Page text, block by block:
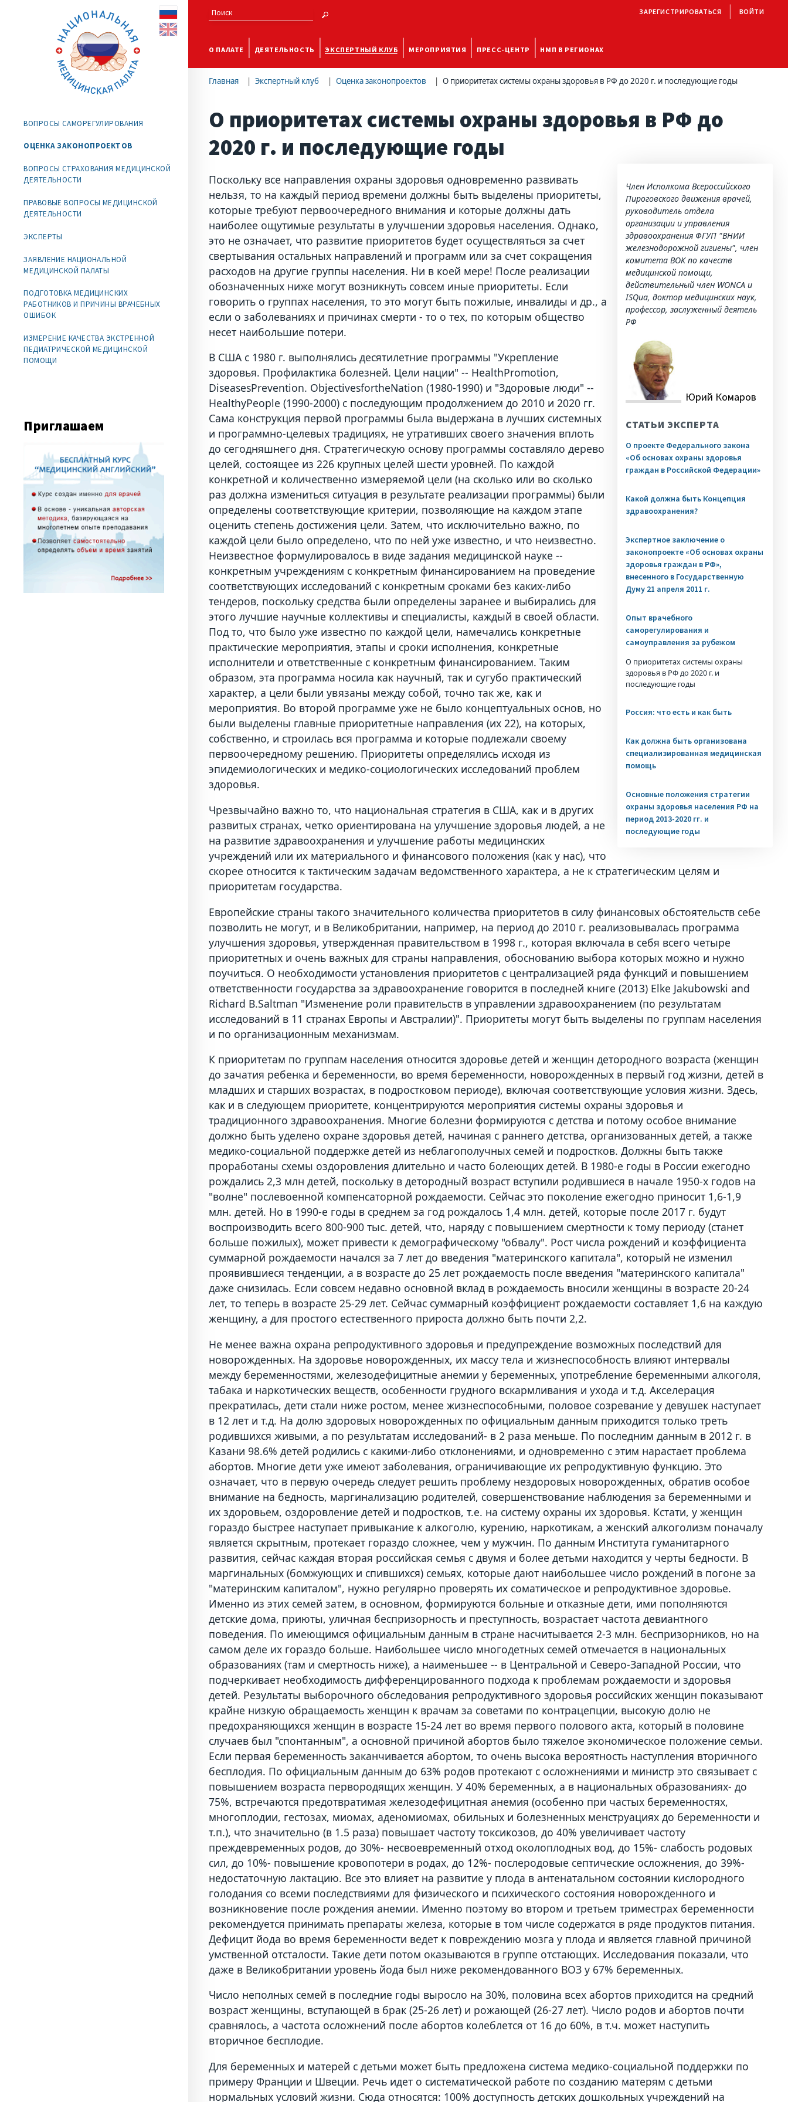
ЗАРЕГИСТРИРОВАТЬСЯ ВОЙТИ
О ПАЛАТЕ ДЕЯТЕЛЬНОСТЬ ЭКСПЕРТНЫЙ КЛУБ МЕРОПРИЯТИЯ ПРЕСС-ЦЕНТР НМП В РЕГИОНАХ
Главная Экспертный клуб Оценка законопроектов О приоритетах системы охраны здоровья в РФ до 2020 г. и последующие годы
О приоритетах системы охраны здоровья в РФ до
2020 г. и последующие годы
Член Исполкома Всероссийского
Пироговского движения врачей,
руководитель отдела
организации и управления
здравоохранения ФГУП "ВНИИ
железнодорожной гигиены", член
комитета ВОК по качеств
медицинской помощи,
действительный член WONCA и
ISQua, доктор медицинских наук,
профессор, заслуженный деятель
РФ
Юрий Комаров
СТАТЬИ ЭКСПЕРТА
О проекте Федерального закона
«Об основах охраны здоровья
граждан в Российской Федерации»
Какой должна быть Концепция
здравоохранения?
Экспертное заключение о
законопроекте «Об основах охраны
здоровья граждан в РФ»,
внесенного в Государственную
Думу 21 апреля 2011 г.
Опыт врачебного
саморегулирования и
самоуправления за рубежом
О приоритетах системы охраны
здоровья в РФ до 2020 г. и
последующие годы
Россия: что есть и как быть
Как должна быть организована
специализированная медицинская
помощь
Основные положения стратегии
охраны здоровья населения РФ на
период 2013-2020 гг. и
последующие годы
Поскольку все направления охраны здоровья одновременно развивать
нельзя, то на каждый период времени должны быть выделены приоритеты,
которые требуют первоочередного внимания и которые должны дать
наиболее ощутимые результаты в улучшении здоровья населения. Однако,
это не означает, что развитие приоритетов будет осуществляться за счет
свертывания остальных направлений и программ или за счет сокращения
расходов на другие группы населения. Ни в коей мере! После реализации
обозначенных ниже могут возникнуть совсем иные приоритеты. Если
говорить о группах населения, то это могут быть пожилые, инвалиды и др., а
если о заболеваниях и причинах смерти - то о тех, по которым общество
несет наибольшие потери.
В США с 1980 г. выполнялись десятилетние программы "Укрепление
здоровья. Профилактика болезней. Цели нации" -- HealthPromotion,
DiseasesPrevention. ObjectivesfortheNation (1980-1990) и "Здоровые люди" --
HealthyPeople (1990-2000) с последующим продолжением до 2010 и 2020 гг.
Сама конструкция первой программы была выдержана в лучших системных
и программно-целевых традициях, не утративших своего значения вплоть
до сегодняшнего дня. Стратегическую основу программы составляло дерево
целей, состоящее из 226 крупных целей шести уровней. По каждой
конкретной и количественно измеряемой цели (на сколько или во сколько
раз должна измениться ситуация в результате реализации программы) были
определены соответствующие критерии, позволяющие на каждом этапе
оценить степень достижения цели. Затем, что исключительно важно, по
каждой цели было определено, что по ней уже известно, и что неизвестно.
Неизвестное формулировалось в виде задания медицинской науке --
конкретным учреждениям с конкретным финансированием на проведение
соответствующих исследований с конкретным сроками без каких-либо
тендеров, поскольку средства были определены заранее и выбирались для
этого лучшие научные коллективы и специалисты, каждый в своей области.
Под то, что было уже известно по каждой цели, намечались конкретные
практические мероприятия, этапы и сроки исполнения, конкретные
исполнители и ответственные с конкретным финансированием. Таким
образом, эта программа носила как научный, так и сугубо практический
характер, а цели были увязаны между собой, точно так же, как и
мероприятия. Во второй программе уже не было концептуальных основ, но
были выделены главные приоритетные направления (их 22), на которых,
собственно, и строилась вся программа и которые подлежали своему
первоочередному решению. Приоритеты определялись исходя из
эпидемиологических и медико-социологических исследований проблем
здоровья.
Чрезвычайно важно то, что национальная стратегия в США, как и в других
развитых странах, четко ориентирована на улучшение здоровья людей, а не
на развитие здравоохранения и улучшение работы медицинских
учреждений или их материального и финансового положения (как у нас), что
скорее относится к тактическим задачам ведомственного характера, а не к стратегическим целям и
приоритетам государства.
Европейские страны такого значительного количества приоритетов в силу финансовых обстоятельств себе
позволить не могут, и в Великобритании, например, на период до 2010 г. реализовывалась программа
улучшения здоровья, утвержденная правительством в 1998 г., которая включала в себя всего четыре
приоритетных и очень важных для страны направления, обоснованию выбора которых можно и нужно
поучиться. О необходимости установления приоритетов с централизацией ряда функций и повышением
ответственности государства за здравоохранение говорится в последней книге (2013) Elke Jakubowski and
Richard B.Saltman "Изменение роли правительств в управлении здравоохранением (по результатам
исследований в 11 странах Европы и Австралии)". Приоритеты могут быть выделены по группам населения
и по организационным механизмам.
К приоритетам по группам населения относится здоровье детей и женщин детородного возраста (женщин
до зачатия ребенка и беременности, во время беременности, новорожденных в первый год жизни, детей в
младших и старших возрастах, в подростковом периоде), включая соответствующие условия жизни. Здесь,
как и в следующем приоритете, концентрируются мероприятия системы охраны здоровья и
традиционного здравоохранения. Многие болезни формируются с детства и потому особое внимание
должно быть уделено охране здоровья детей, начиная с раннего детства, организованных детей, а также
медико-социальной поддержке детей из неблагополучных семей и подростков. Должны быть также
проработаны схемы оздоровления длительно и часто болеющих детей. В 1980-е годы в России ежегодно
рождались 2,3 млн детей, поскольку в детородный возраст вступили родившиеся в начале 1950-х годов на
"волне" послевоенной компенсаторной рождаемости. Сейчас это поколение ежегодно приносит 1,6-1,9
млн. детей. Но в 1990-е годы в среднем за год рождалось 1,4 млн. детей, которые после 2017 г. будут
воспроизводить всего 800-900 тыс. детей, что, наряду с повышением смертности к тому периоду (станет
больше пожилых), может привести к демографическому "обвалу". Рост числа рождений и коэффициента
суммарной рождаемости начался за 7 лет до введения "материнского капитала", который не изменил
проявившиеся тенденции, а в возрасте до 25 лет рождаемость после введения "материнского капитала"
даже снизилась. Если совсем недавно основной вклад в рождаемость вносили женщины в возрасте 20-24
лет, то теперь в возрасте 25-29 лет. Сейчас суммарный коэффициент рождаемости составляет 1,6 на каждую
женщину, а для простого естественного прироста должно быть почти 2,2.
Не менее важна охрана репродуктивного здоровья и предупреждение возможных последствий для
новорожденных. На здоровье новорожденных, их массу тела и жизнеспособность влияют интервалы
между беременностями, железодефицитные анемии у беременных, употребление беременными алкоголя,
табака и наркотических веществ, особенности грудного вскармливания и ухода и т.д. Акселерация
прекратилась, дети стали ниже ростом, менее жизнеспособными, половое созревание у девушек наступает
в 12 лет и т.д. На долю здоровых новорожденных по официальным данным приходится только треть
родившихся живыми, а по результатам исследований- в 2 раза меньше. По последним данным в 2012 г. в
Казани 98.6% детей родились с какими-либо отклонениями, и одновременно с этим нарастает проблема
абортов. Многие дети уже имеют заболевания, ограничивающие их репродуктивную функцию. Это
означает, что в первую очередь следует решить проблему нездоровых новорожденных, обратив особое
внимание на бедность, маргинализацию родителей, совершенствование наблюдения за беременными и
их здоровьем, оздоровление детей и подростков, т.е. на систему охраны их здоровья. Кстати, у женщин
гораздо быстрее наступает привыкание к алкоголю, курению, наркотикам, а женский алкоголизм поначалу
является скрытным, протекает гораздо сложнее, чем у мужчин. По данным Института гуманитарного
развития, сейчас каждая вторая российская семья с двумя и более детьми находится у черты бедности. В
маргинальных (бомжующих и спившихся) семьях, которые дают наибольшее число рождений в погоне за
"материнским капиталом", нужно регулярно проверять их соматическое и репродуктивное здоровье.
Именно из этих семей затем, в основном, формируются больные и отказные дети, ими пополняются
детские дома, приюты, уличная беспризорность и преступность, возрастает частота девиантного
поведения. По имеющимся официальным данным в стране насчитывается 2-3 млн. беспризорников, но на
самом деле их гораздо больше. Наибольшее число многодетных семей отмечается в национальных
образованиях (там и смертность ниже), а наименьшее -- в Центральной и Северо-Западной России, что
подчеркивает необходимость дифференцированного подхода к проблемам рождаемости и здоровья
детей. Результаты выборочного обследования репродуктивного здоровья российских женщин показывают
крайне низкую обращаемость женщин к врачам за советами по контрацепции, высокую долю не
предохраняющихся женщин в возрасте 15-24 лет во время первого полового акта, который в половине
случаев был "спонтанным", а основной причиной абортов было тяжелое экономическое положение семьи.
Если первая беременность заканчивается абортом, то очень высока вероятность наступления вторичного
бесплодия. По официальным данным до 63% родов протекают с осложнениями и министр это связывает с
повышением возраста первородящих женщин. У 40% беременных, а в национальных образованиях- до
75%, встречаются предотвратимая железодефицитная анемия (особенно при частых беременностях,
многоплодии, гестозах, миомах, аденомиомах, обильных и болезненных менструациях до беременности и
т.п.), что значительно (в 1.5 раза) повышает частоту токсикозов, до 40% увеличивает частоту
преждевременных родов, до 30%- несвоевременный отход околоплодных вод, до 15%- слабость родовых
сил, до 10%- повышение кровопотери в родах, до 12%- послеродовые септические осложнения, до 39%-
недостаточную лактацию. Все это влияет на развитие у плода в антенатальном состоянии кислородного
голодания со всеми последствиями для физического и психического состояния новорожденного и
возникновение после рождения анемии. Именно поэтому во втором и третьем триместрах беременности
рекомендуется принимать препараты железа, которые в том числе содержатся в ряде продуктов питания.
Дефицит йода во время беременности ведет к повреждению мозга у плода и является главной причиной
умственной отсталости. Такие дети потом оказываются в группе отстающих. Исследования показали, что
даже в Великобритании уровень йода был ниже рекомендованного ВОЗ у 67% беременных.
Число неполных семей в последние годы выросло на 30%, половина всех абортов приходится на средний
возраст женщины, вступающей в брак (25-26 лет) и рожающей (26-27 лет). Число родов и абортов почти
сравнялось, а частота осложнений после абортов колеблется от 16 до 60%, в т.ч. может наступить
вторичное бесплодие.
Для беременных и матерей с детьми может быть предложена система медико-социальной поддержки по
примеру Франции и Швеции. Речь идет о систематической работе по созданию матерям с детьми
нормальных условий жизни. Сюда относятся: 100% доступность детских дошкольных учреждений на
ВОПРОСЫ САМОРЕГУЛИРОВАНИЯ
ОЦЕНКА ЗАКОНОПРОЕКТОВ
ВОПРОСЫ СТРАХОВАНИЯ МЕДИЦИНСКОЙ
ДЕЯТЕЛЬНОСТИ
ПРАВОВЫЕ ВОПРОСЫ МЕДИЦИНСКОЙ
ДЕЯТЕЛЬНОСТИ
ЭКСПЕРТЫ
ЗАЯВЛЕНИЕ НАЦИОНАЛЬНОЙ
МЕДИЦИНСКОЙ ПАЛАТЫ
ПОДГОТОВКА МЕДИЦИНСКИХ
РАБОТНИКОВ И ПРИЧИНЫ ВРАЧЕБНЫХ
ОШИБОК
ИЗМЕРЕНИЕ КАЧЕСТВА ЭКСТРЕННОЙ
ПЕДИАТРИЧЕСКОЙ МЕДИЦИНСКОЙ
ПОМОЩИ
Приглашаем